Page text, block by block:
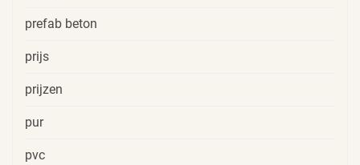
prefab beton
prijs
prijzen
pur
pvc